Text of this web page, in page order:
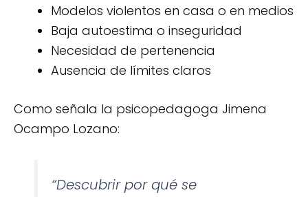
Modelos violentos en casa o en medios
Baja autoestima o inseguridad
Necesidad de pertenencia
Ausencia de límites claros
Como señala la psicopedagoga Jimena
Ocampo Lozano:
“Descubrir por qué se